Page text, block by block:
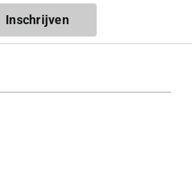
Inschrijven